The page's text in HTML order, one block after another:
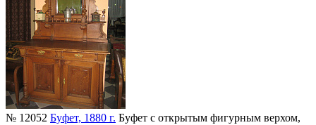
№ 12052 Буфет, 1880 г. Буфет с открытым фигурным верхом,